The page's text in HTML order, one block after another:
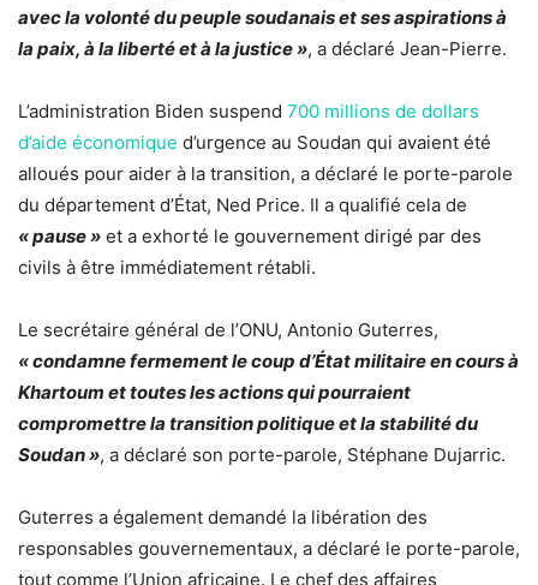
avec la volonté du peuple soudanais et ses aspirations à
la paix, à la liberté et à la justice », a déclaré Jean-Pierre.
L’administration Biden suspend 700 millions de dollars
d’aide économique d’urgence au Soudan qui avaient été
alloués pour aider à la transition, a déclaré le porte-parole
du département d’État, Ned Price. Il a qualifié cela de
« pause » et a exhorté le gouvernement dirigé par des
civils à être immédiatement rétabli.
Le secrétaire général de l’ONU, Antonio Guterres,
« condamne fermement le coup d’État militaire en cours à
Khartoum et toutes les actions qui pourraient
compromettre la transition politique et la stabilité du
Soudan », a déclaré son porte-parole, Stéphane Dujarric.
Guterres a également demandé la libération des
responsables gouvernementaux, a déclaré le porte-parole,
tout comme l’Union africaine. Le chef des affaires